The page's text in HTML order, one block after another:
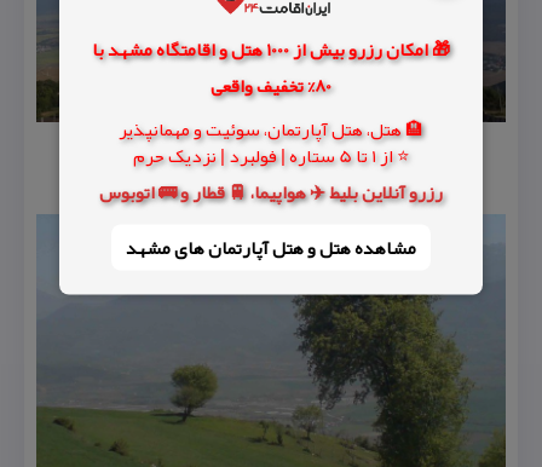
🎁 امکان رزرو بیش از 1000 هتل و اقامتگاه مشهد با
80% تخفیف واقعی
🏨 هتل، هتل آپارتمان، سوئیت و مهمانپذیر
⭐ از 1 تا 5 ستاره | فولبرد | نزدیک حرم
رزرو آنلاین بلیط ✈️ هواپیما، 🚆 قطار و 🚌 اتوبوس
مشاهده هتل و هتل‌ آپارتمان های مشهد